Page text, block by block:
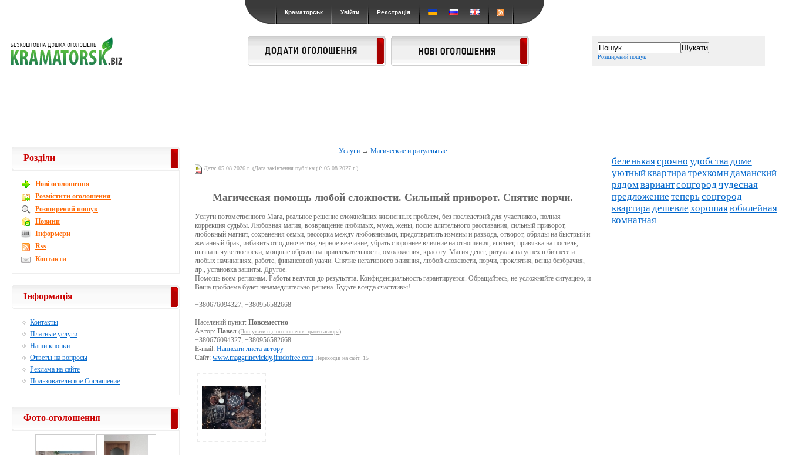
Краматорськ Увійти Реєстрація
Розширений пошук
Услуги →Магические и ритуальные
Дата: 05.08.2026 г. (Дата закінчення публікації: 05.08.2027 г.)
Магическая помощь любой сложности. Сильный приворот. Снятие порчи.
Услуги потомственного Мага, реальное решение сложнейших жизненных проблем, без последствий для участников, полная
коррекция судьбы. Любовная магия, возвращение любимых, мужа, жены, после длительного расставания, сильный приворот,
любовный магнит, сохранения семьи, рассорка между любовниками, предотвратить измены и развода, отворот, обряды на быстрый и
желанный брак, избавить от одиночества, черное венчание, убрать стороннее влияние на отношения, егильет, привязка на постель,
вызвать чувство тоски, мощные обряды на привлекательность, омоложения, красоту. Магия денег, ритуалы на успех в бизнесе и
любых начинаниях, работе, финансовой удачи. Снятие негативного влияния, любой сложности, порчи, проклятия, венца безбрачия,
др., установка защиты. Другое.
Помощь всем регионам. Работы ведутся до результата. Конфиденциальность гарантируется. Обращайтесь, не усложняйте ситуацию, и
Ваша проблема будет незамедлительно решена. Будьте всегда счастливы!
+380676094327, +380956582668
Населений пункт: Повсеместно
Автор: Павел (Пошукати ще оголошення цього автора)
+380676094327, +380956582668
E-mail: Написати листа автору
Сайт: www.maggrinevickiy.jimdofree.com Переходів на сайт: 15
Розділи
Новi оголошення
Розмістити оголошення
Розширений пошук
Новини
Інформери
Rss
Контакти
Інформація
Контакты
Платные услуги
Наши кнопки
Ответы на вопросы
Реклама на сайте
Пользовательское Соглашение
Фото-оголошення
беленькаясрочно удобствадоме
уютныйквартиратрехкомндаманский
рядомвариантсоцгородчудесная
предложение теперьсоцгород
квартирадешевле хорошаяюбилейная
комнатная